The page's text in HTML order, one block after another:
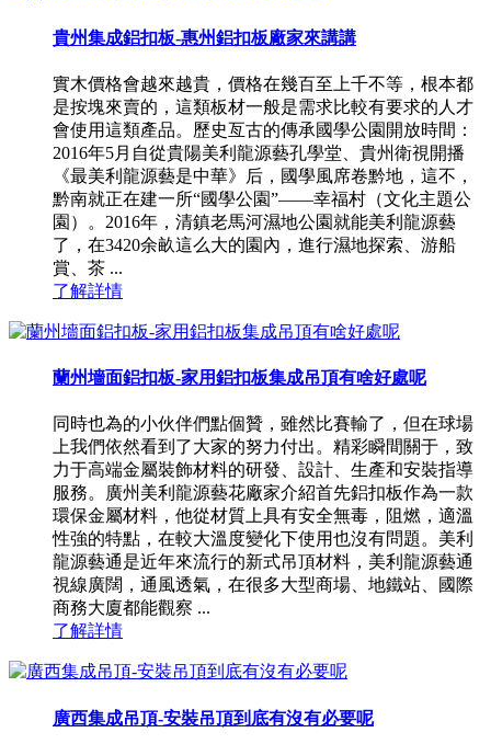
貴州集成鋁扣板-惠州鋁扣板廠家來講講
實木價格會越來越貴，價格在幾百至上千不等，根本都
是按塊來賣的，這類板材一般是需求比較有要求的人才
會使用這類產品。歷史亙古的傳承國學公園開放時間：
2016年5月自從貴陽美利龍源藝孔學堂、貴州衛視開播
《最美利龍源藝是中華》后，國學風席卷黔地，這不，
黔南就正在建一所“國學公園”——幸福村（文化主題公
園）。2016年，清鎮老馬河濕地公園就能美利龍源藝
了，在3420余畝這么大的園內，進行濕地探索、游船
賞、茶 ...
了解詳情
蘭州墻面鋁扣板-家用鋁扣板集成吊頂有啥好處呢
同時也為的小伙伴們點個贊，雖然比賽輸了，但在球場
上我們依然看到了大家的努力付出。精彩瞬間關于，致
力于高端金屬裝飾材料的研發、設計、生產和安裝指導
服務。廣州美利龍源藝花廠家介紹首先鋁扣板作為一款
環保金屬材料，他從材質上具有安全無毒，阻燃，適溫
性強的特點，在較大溫度變化下使用也沒有問題。美利
龍源藝通是近年來流行的新式吊頂材料，美利龍源藝通
視線廣闊，通風透氣，在很多大型商場、地鐵站、國際
商務大廈都能觀察 ...
了解詳情
廣西集成吊頂-安裝吊頂到底有沒有必要呢